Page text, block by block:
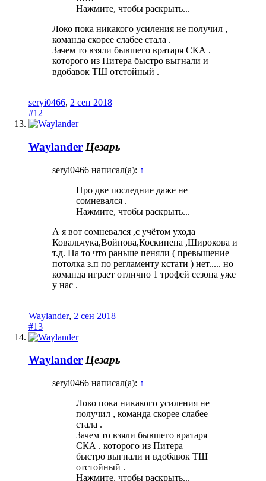
Нажмите, чтобы раскрыть...
Локо пока никакого усиления не получил ,
команда скорее слабее стала .
Зачем то взяли бывшего вратаря СКА .
которого из Питера быстро выгнали и
вдобавок ТШ отстойный .
seryi0466, 2 сен 2018
#12
Waylander Цезарь
seryi0466 написал(а): ↑
Про две последние даже не
сомневался .
Нажмите, чтобы раскрыть...
А я вот сомневался ,с учётом ухода
Ковальчука,Войнова,Коскинена ,Широкова и
т.д. На то что раньше пеняли ( превышение
потолка з.п по регламенту кстати ) нет..... но
команда играет отлично 1 трофей сезона уже
у нас .
Waylander, 2 сен 2018
#13
Waylander Цезарь
seryi0466 написал(а): ↑
Локо пока никакого усиления не
получил , команда скорее слабее
стала .
Зачем то взяли бывшего вратаря
СКА . которого из Питера
быстро выгнали и вдобавок ТШ
отстойный .
Нажмите, чтобы раскрыть...